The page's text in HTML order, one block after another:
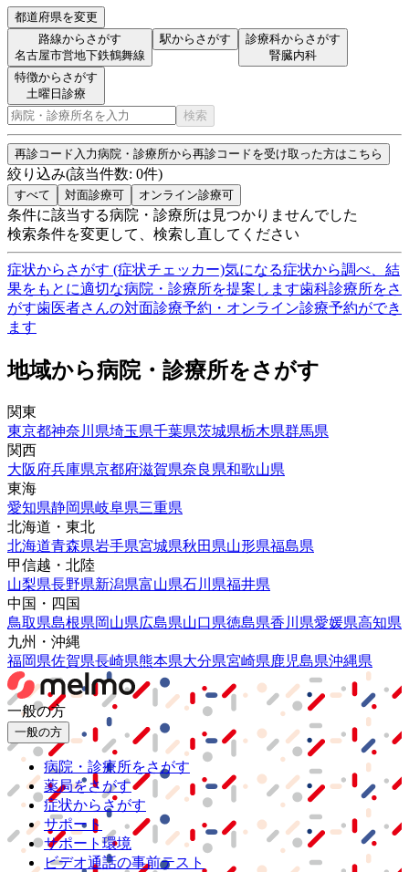
都道府県を変更
路線からさがす
名古屋市営地下鉄鶴舞線
駅からさがす
診療科からさがす
腎臓内科
特徴からさがす
土曜日診療
検索
再診コード入力病院・診療所から再診コードを受け取った方はこちら
絞り込み(該当件数: 0件)
すべて 対面診療可 オンライン診療可
条件に該当する病院・診療所は見つかりませんでした
検索条件を変更して、検索し直してください
症状からさがす (症状チェッカー)気になる症状から調べ、結
果をもとに適切な病院・診療所を提案します歯科診療所をさ
がす歯医者さんの対面診療予約・オンライン診療予約ができ
ます
地域から病院・診療所をさがす
関東
東京都神奈川県埼玉県千葉県茨城県栃木県群馬県
関西
大阪府兵庫県京都府滋賀県奈良県和歌山県
東海
愛知県静岡県岐阜県三重県
北海道・東北
北海道青森県岩手県宮城県秋田県山形県福島県
甲信越・北陸
山梨県長野県新潟県富山県石川県福井県
中国・四国
鳥取県島根県岡山県広島県山口県徳島県香川県愛媛県高知県
九州・沖縄
福岡県佐賀県長崎県熊本県大分県宮崎県鹿児島県沖縄県
一般の方
一般の方
病院・診療所をさがす
薬局をさがす
症状からさがす
サポート
サポート環境
ビデオ通話の事前テスト